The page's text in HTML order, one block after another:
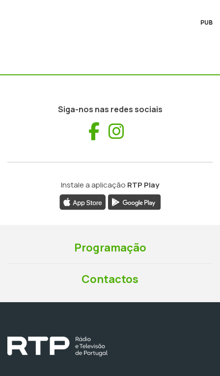
PUB
Siga-nos nas redes sociais
Facebook
Instale a aplicação RTP Play
Programação
Contactos